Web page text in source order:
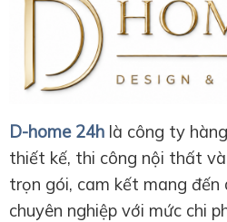
D-home 24h là công ty
thiết kế, thi công nội thất
trọn gói, cam kết mang đến
chuyên nghiệp với mức chi